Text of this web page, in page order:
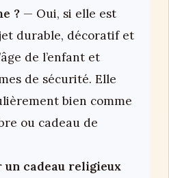
? — Oui, si elle est
durable, décoratif et
de l’enfant et
de sécurité. Elle
bien comme
ou cadeau de
cadeau religieux